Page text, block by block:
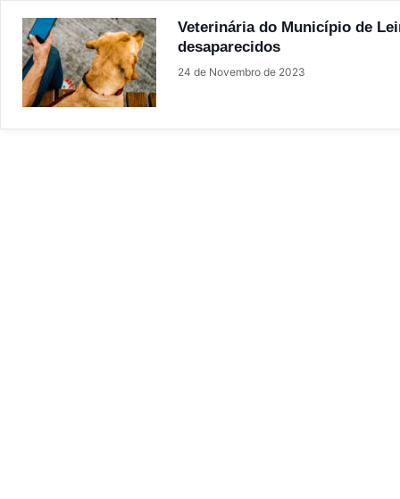
Veterinária do Município de
desaparecidos
24 de Novembro de 2023